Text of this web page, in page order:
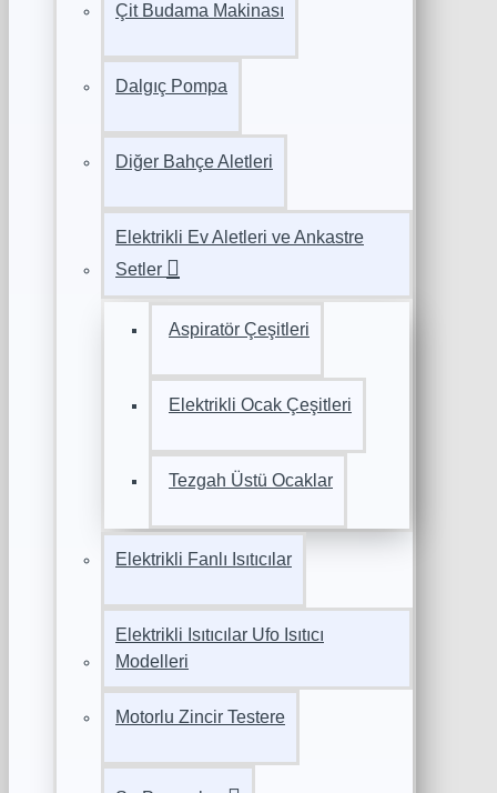
Çit Budama Makinası
Dalgıç Pompa
Diğer Bahçe Aletleri
Elektrikli Ev Aletleri ve Ankastre
Setler
Aspiratör Çeşitleri
Elektrikli Ocak Çeşitleri
Tezgah Üstü Ocaklar
Elektrikli Fanlı Isıtıcılar
Elektrikli Isıtıcılar Ufo Isıtıcı
Modelleri
Motorlu Zincir Testere